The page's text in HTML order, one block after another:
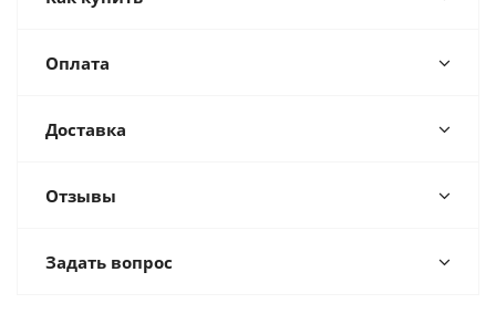
Оплата
Доставка
Отзывы
Задать вопрос